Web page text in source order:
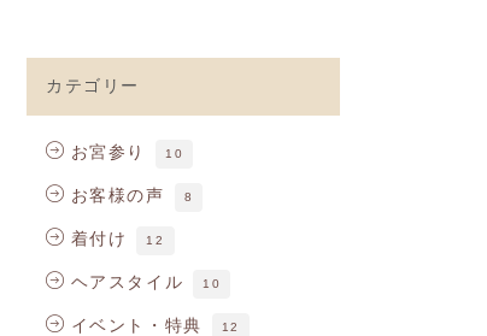
カテゴリー
お宮参り 10
お客様の声 8
着付け 12
ヘアスタイル 10
イベント・特典 12